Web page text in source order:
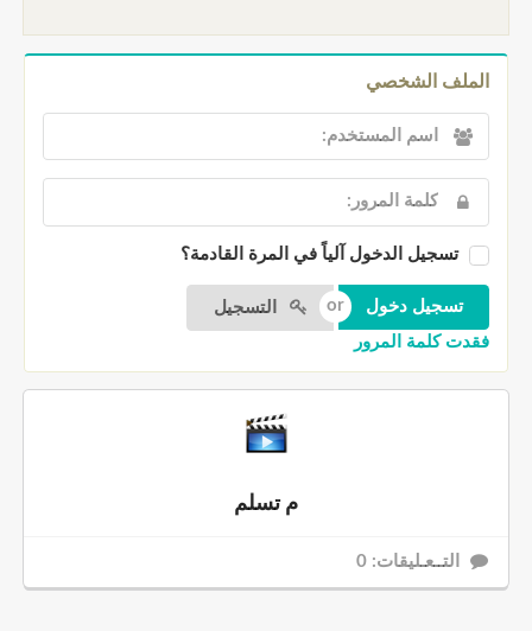
الملف الشخصي
تسجيل الدخول آلياً في المرة القادمة؟
التسجيل
فقدت كلمة المرور
م تسلم
التــعـليقات: 0